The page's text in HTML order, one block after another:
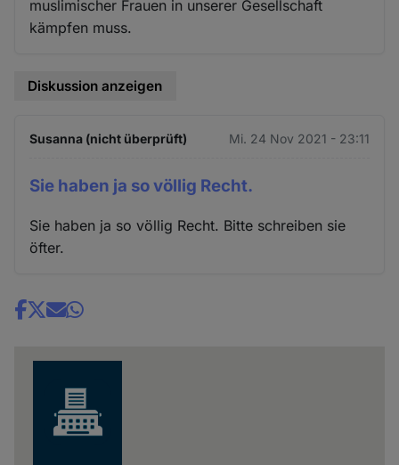
muslimischer Frauen in unserer Gesellschaft
kämpfen muss.
Diskussion anzeigen
Susanna (nicht überprüft) Mi. 24 Nov 2021 - 23:11
Sie haben ja so völlig Recht.
Sie haben ja so völlig Recht. Bitte schreiben sie
öfter.
Share